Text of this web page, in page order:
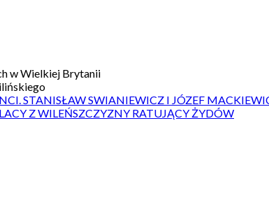
w Wielkiej Brytanii
STANISŁAW SWIANIEWICZ I JÓZEF
Z WILEŃSZCZYZNY RATUJĄCY ŻYDÓW